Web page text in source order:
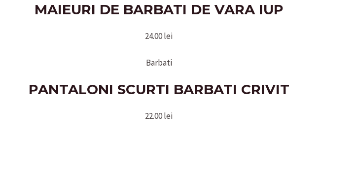
MAIEURI DE BARBATI DE VARA IUP
24.00lei
Barbati
PANTALONI SCURTI BARBATI CRIVIT
22.00lei